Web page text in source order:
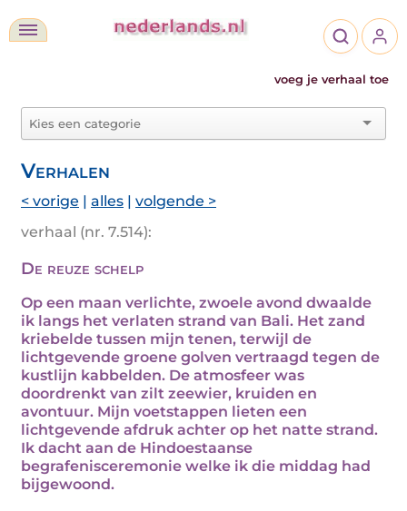
voeg je verhaal toe
Verhalen
< vorige | alles | volgende >
verhaal (nr. 7.514):
De reuze schelp
Op een maan verlichte, zwoele avond dwaalde
ik langs het verlaten strand van Bali. Het zand
kriebelde tussen mijn tenen, terwijl de
lichtgevende groene golven vertraagd tegen de
kustlijn kabbelden. De atmosfeer was
doordrenkt van zilt zeewier, kruiden en
avontuur. Mijn voetstappen lieten een
lichtgevende afdruk achter op het natte strand.
Ik dacht aan de Hindoestaanse
begrafenisceremonie welke ik die middag had
bijgewoond.